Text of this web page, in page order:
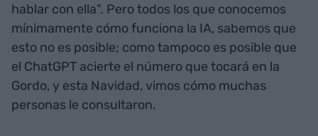
hablar con ella". Pero todos los que conocemos
mínimamente cómo funciona la IA, sabemos que
esto no es posible; como tampoco es posible que
el ChatGPT acierte el número que tocará en la
Gordo, y esta Navidad, vimos cómo muchas
personas le consultaron.